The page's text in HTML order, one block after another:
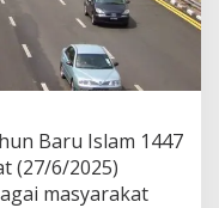
Baru Islam 1447
(27/6/2025)
masyarakat